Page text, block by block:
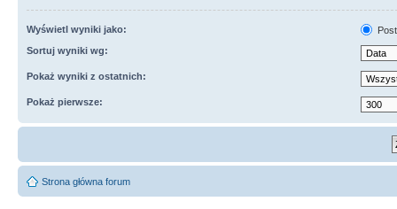
Wyświetl wyniki jako:
Sortuj wyniki wg:
Pokaż wyniki z ostatnich:
Pokaż pierwsze:
Strona główna forum